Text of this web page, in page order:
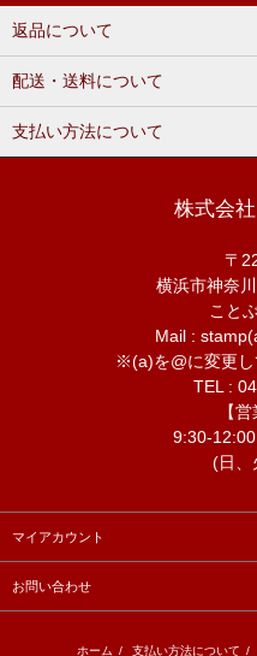
返品について
配送・送料について
支払い方法について
株式会
〒
横浜市神奈
こと
Mail :
※(a)を@に変更し
TEL :
【
9:30-
(日、
マイアカウント
お問い合わせ
ホーム / 支払い方法について /